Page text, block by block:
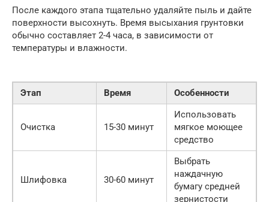
После каждого этапа тщательно удаляйте пыль и дайте
поверхности высохнуть. Время высыхания грунтовки
обычно составляет 2-4 часа, в зависимости от
температуры и влажности.
Этап Время Особенности
Очистка 15-30 минут
Использовать
мягкое моющее
средство
Шлифовка 30-60 минут
Выбрать
наждачную
бумагу средней
зернистости